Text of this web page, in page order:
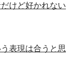
けど好かれない
表現は合うと思